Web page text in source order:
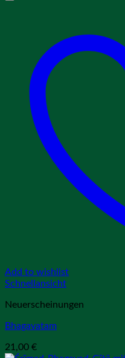
Add to wishlist
Schnellansicht
Neuerscheinungen
Bhagavatam
21,00 €